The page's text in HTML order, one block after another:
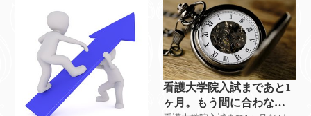
看護大学院入試まであと1
ヶ月。もう間に合わな